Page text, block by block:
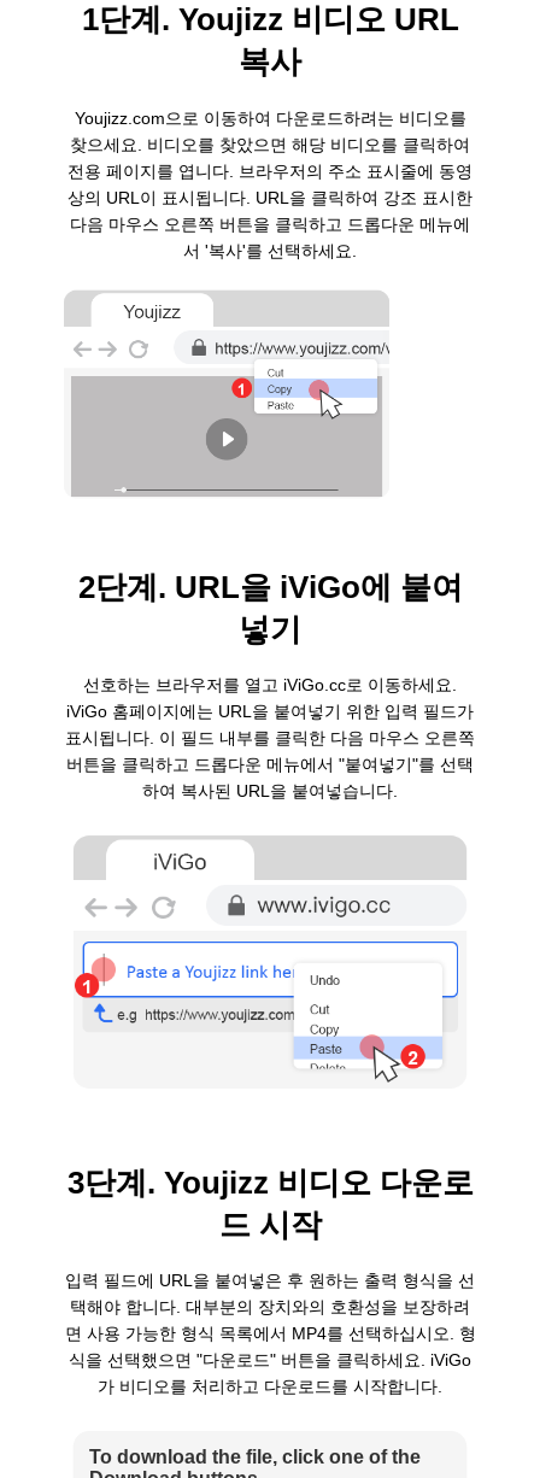
1단계. Youjizz 비디오 URL
복사
Youjizz.com으로 이동하여 다운로드하려는 비디오를
찾으세요. 비디오를 찾았으면 해당 비디오를 클릭하여
전용 페이지를 엽니다. 브라우저의 주소 표시줄에 동영
상의 URL이 표시됩니다. URL을 클릭하여 강조 표시한
다음 마우스 오른쪽 버튼을 클릭하고 드롭다운 메뉴에
서 '복사'를 선택하세요.
2단계. URL을 iViGo에 붙여
넣기
선호하는 브라우저를 열고 iViGo.cc로 이동하세요.
iViGo 홈페이지에는 URL을 붙여넣기 위한 입력 필드가
표시됩니다. 이 필드 내부를 클릭한 다음 마우스 오른쪽
버튼을 클릭하고 드롭다운 메뉴에서 "붙여넣기"를 선택
하여 복사된 URL을 붙여넣습니다.
3단계. Youjizz 비디오 다운로
드 시작
입력 필드에 URL을 붙여넣은 후 원하는 출력 형식을 선
택해야 합니다. 대부분의 장치와의 호환성을 보장하려
면 사용 가능한 형식 목록에서 MP4를 선택하십시오. 형
식을 선택했으면 "다운로드" 버튼을 클릭하세요. iViGo
가 비디오를 처리하고 다운로드를 시작합니다.